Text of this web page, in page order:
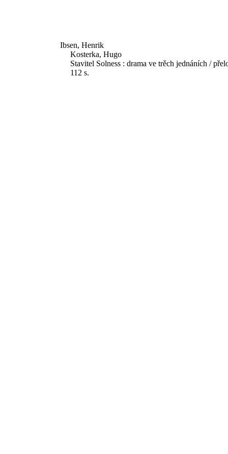
Ibsen, Henrik
Kosterka, Hugo
Stavitel Solness : drama ve trěch jednáních /
112 s.